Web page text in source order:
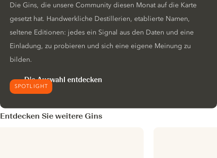
SPOTLIGHT
Die Gins, die unsere Community diesen Monat auf die Karte
gesetzt hat. Handwerkliche Destillerien, etablierte Namen,
seltene Editionen: jedes ein Signal aus den Daten und eine
Einladung, zu probieren und sich eine eigene Meinung zu
bilden.
Die Auswahl entdecken
Entdecken Sie weitere Gins